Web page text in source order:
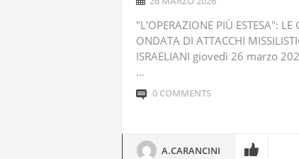
"L'OPERAZIONE PIÙ ESTESA":
ONDATA DI ATTACCHI
ISRAELIANI giovedì 26 marzo
...
0 COMMENTS
A.CARANCINI